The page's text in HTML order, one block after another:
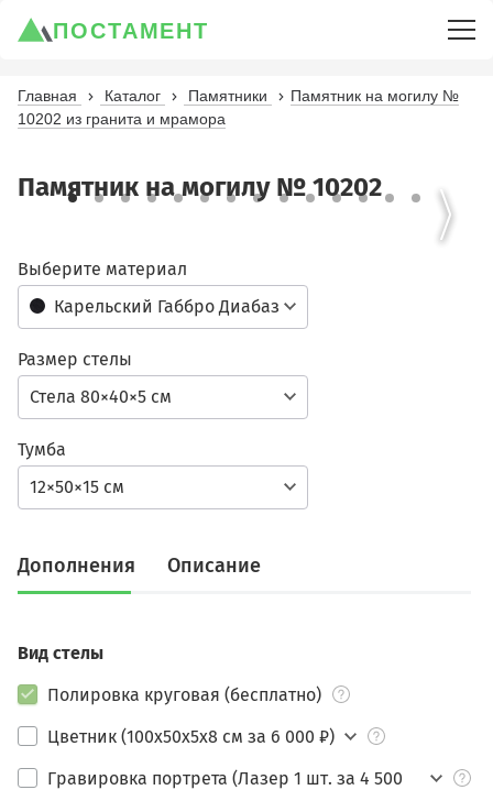
ПОСТАМЕНТ
Главная Каталог Памятники
Памятник на могилу №
10202 из гранита и мрамора
Памятник на могилу № 10202
Карельский Габбро Диабаз
Выберите материал
Стела 80×40×5 см
Размер стелы
12×50×15 см
Тумба
Дополнения Описание
Вид стелы
Полировка круговая (бесплатно)
Цветник (100х50х5х8 см за 6 000 ₽)
Гравировка портрета (Лазер 1 шт. за 4 500